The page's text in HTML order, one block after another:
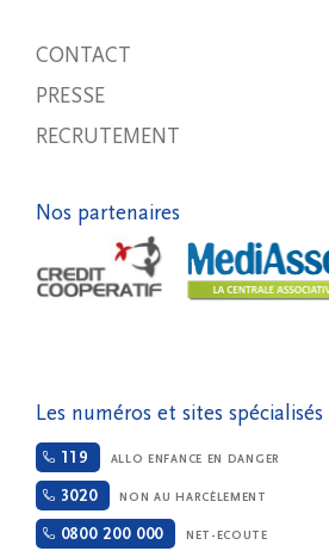
CONTACT
PRESSE
RECRUTEMENT
Nos partenaires
Les numéros et sites spécialisés
119 ALLO ENFANCE EN DANGER
3020 NON AU HARCÈLEMENT
0800 200 000 NET-ECOUTE